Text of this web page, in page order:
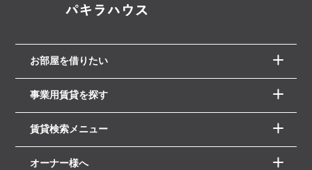
お部屋を借りたい
事業用賃貸を探す
賃貸検索メニュー
オーナー様へ